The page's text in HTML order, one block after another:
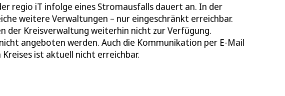
regio iT infolge eines Stromausfalls dauert an. In der
weitere Verwaltungen – nur eingeschränkt erreichbar.
der Kreisverwaltung weiterhin nicht zur Verfügung.
angeboten werden. Auch die Kommunikation per E-Mail
ist aktuell nicht erreichbar.